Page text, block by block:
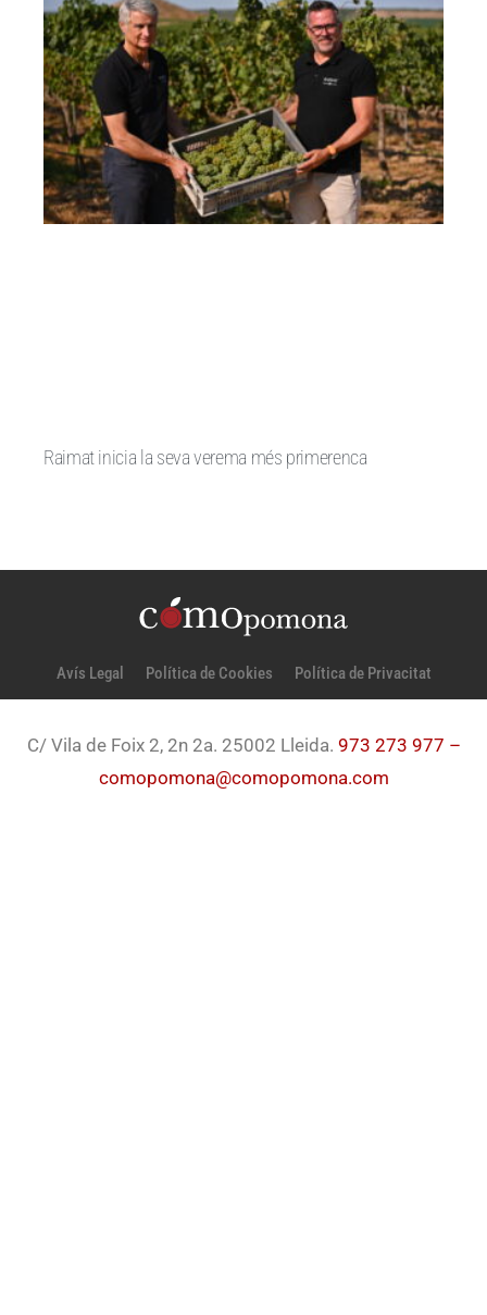
Raimat inicia la seva verema més primerenca
Avís Legal Política de Cookies Política de Privacitat
C/ Vila de Foix 2, 2n 2a. 25002 Lleida. 973 273 977 –
comopomona@comopomona.com